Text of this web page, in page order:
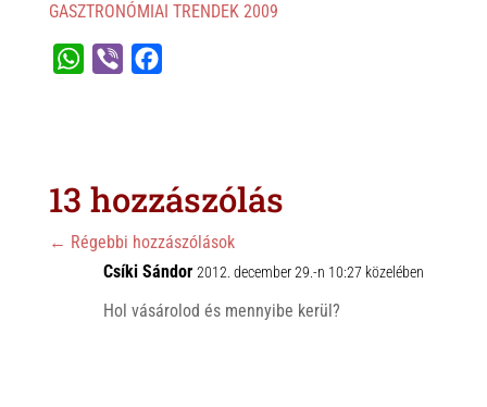
GASZTRONÓMIAI TRENDEK 2009
A
p
o
o
k
13 hozzászólás
← Régebbi hozzászólások
Csíki Sándor 2012. december 29.-n 10:27 közelében
Hol vásárolod és mennyibe kerül?